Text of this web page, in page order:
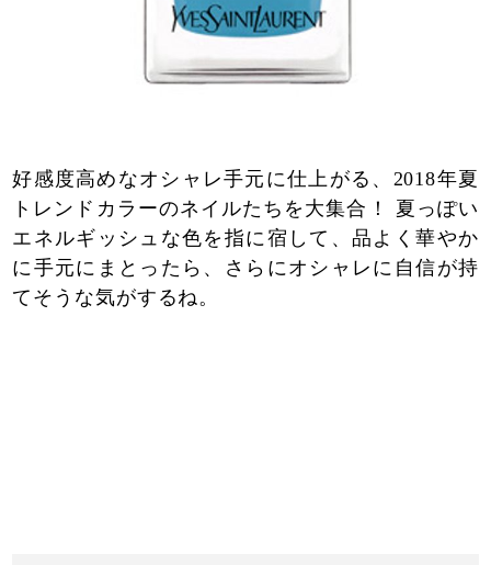
好感度高めなオシャレ手元に仕上がる、2018年夏
トレンドカラーのネイルたちを大集合！ 夏っぽい
エネルギッシュな色を指に宿して、品よく華やか
に手元にまとったら、さらにオシャレに自信が持
てそうな気がするね。